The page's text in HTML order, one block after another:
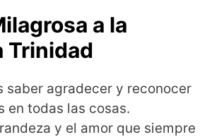
a la
Trinidad
saber agradecer y reconocer
en todas las cosas.
y el amor que siempre